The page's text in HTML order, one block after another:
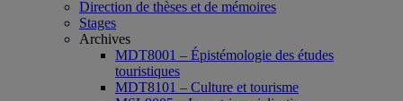
Direction de thèses et de mémoires
Stages
Archives
MDT8001 – Épistémologie des études
touristiques
MDT8101 – Culture et tourisme